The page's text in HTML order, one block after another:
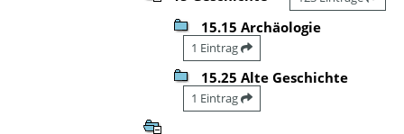
15.15 Archäologie
1 Eintrag
15.25 Alte Geschichte
1 Eintrag